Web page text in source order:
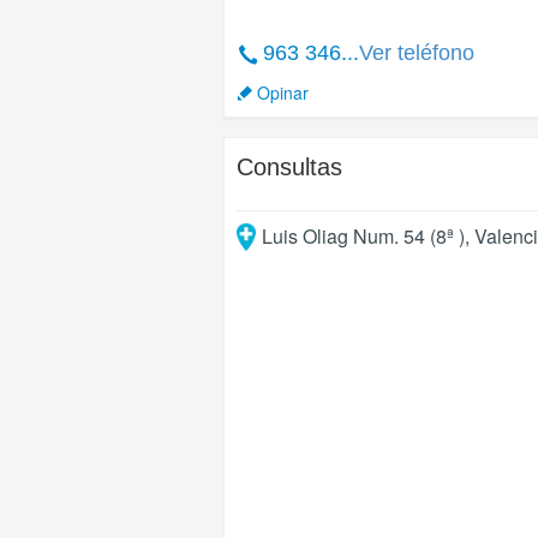
963 346...Ver teléfono
Opinar
Consultas
Luis Oliag Num. 54 (8ª ),